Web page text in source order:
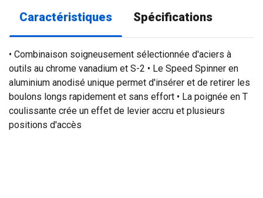
Caractéristiques Spécifications
• Combinaison soigneusement sélectionnée d'aciers à
outils au chrome vanadium et S-2 • Le Speed ​​Spinner en
aluminium anodisé unique permet d'insérer et de retirer les
boulons longs rapidement et sans effort • La poignée en T
coulissante crée un effet de levier accru et plusieurs
positions d'accès